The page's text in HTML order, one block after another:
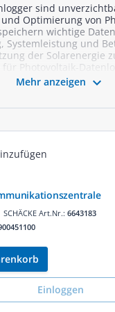
sind
Optimierung von
wichtige
Systemleistung und
der Solarenergie
für Photovoltaik-
an hochwertigen
von Elektrikern
für erneuerbare
Mehr anzeigen 
SCHÄCKE Art.Nr.: 6643183
Einloggen